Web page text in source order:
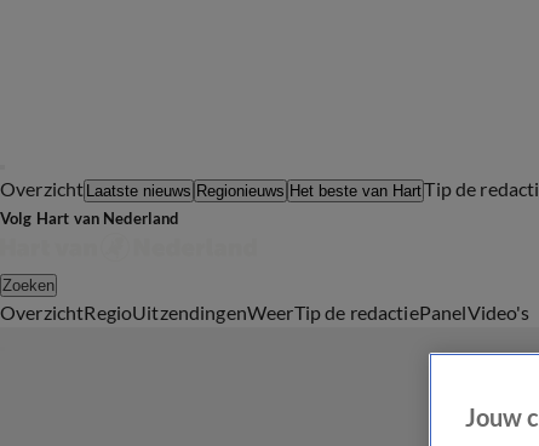
Overzicht Laatste nieuws Regionieuws Het beste van HartTip de
Volg Hart van Nederland
Zoeken
OverzichtRegioUitzendingenWeerTip de redactiePanelVideo's
Jouw